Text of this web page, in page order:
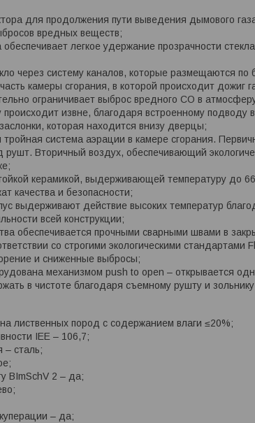
для продолжения пути выведения дымового
вредных веществ;
обеспечивает легкое удержание прозрачности
через систему каналов, которые размещаются
камеры сгорания, в которой происходит дожиг
ограничивает выброс вредного СО в
происходит извне, благодаря встроенному подводу
которая находится внизу дверцы;
тройная система аэрации в камере сгорания.
Вторичный воздух, обеспечивающий
керамикой, выдерживающей температуру до
качества и безопасности;
выдерживают действие высоких температур
всей конструкции;
обеспечивается прочными сварными швами в
со строгими экологическими стандартами
и сниженные выбросы;
механизмом push to open – открывается
в чистоте благодаря съемному рушту и
лиственных пород с содержанием влаги ≤20%;
ІЕЕ – 106,7;
– сталь;
BImSchV 2 – да;
– да;